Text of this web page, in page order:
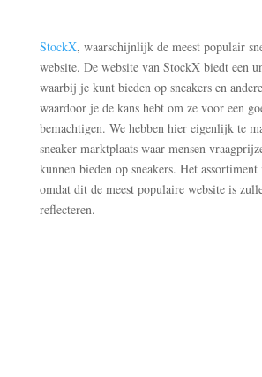
StockX, waarschijnlijk de meest populair
website. De website van StockX biedt een
waarbij je kunt bieden op sneakers en
waardoor je de kans hebt om ze voor een
bemachtigen. We hebben hier eigenlijk te
sneaker marktplaats waar mensen
kunnen bieden op sneakers. Het
omdat dit de meest populaire website is
reflecteren.